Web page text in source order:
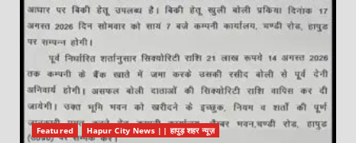
Featured Hapur City News || हापुड़ शहर न्यूज़